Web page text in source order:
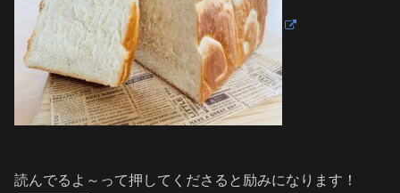
読んでるよ～って押してくださると励みになります！